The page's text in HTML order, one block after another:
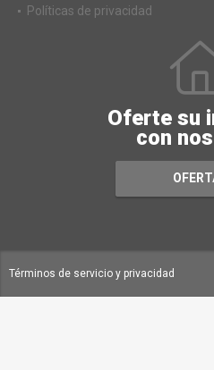
Políticas de privacidad
Oferte su
con
Términos de servicio y privacidad